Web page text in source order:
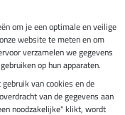
om je een optimale en veilige
website te meten en om
verzamelen we gegevens
op hun apparaten.
van cookies en de
van de gegevens aan
noodzakelijke" klikt, wordt